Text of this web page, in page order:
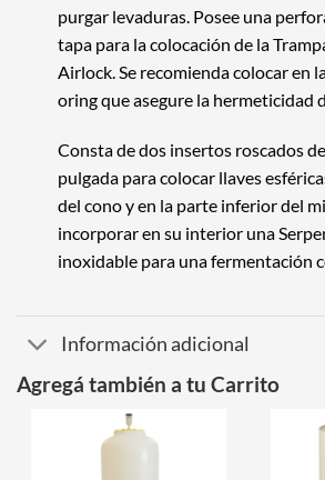
purgar levaduras. Posee una
tapa para la colocación de la
Airlock. Se recomienda colocar en
oring que asegure la hermeticidad
Consta de dos insertos roscados
pulgada para colocar llaves
del cono y en la parte inferior del
incorporar en su interior una
inoxidable para una fermentación
Información adicional
Agregá también a tu Carrito